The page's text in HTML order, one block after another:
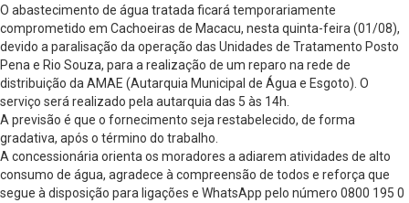
O abastecimento de água tratada ficará temporariamente
comprometido em Cachoeiras de Macacu, nesta quinta-feira (01/08),
devido a paralisação da operação das Unidades de Tratamento Posto
Pena e Rio Souza, para a realização de um reparo na rede de
distribuição da AMAE (Autarquia Municipal de Água e Esgoto). O
serviço será realizado pela autarquia das 5 às 14h.
A previsão é que o fornecimento seja restabelecido, de forma
gradativa, após o término do trabalho.
A concessionária orienta os moradores a adiarem atividades de alto
consumo de água, agradece à compreensão de todos e reforça que
segue à disposição para ligações e WhatsApp pelo número 0800 195 0